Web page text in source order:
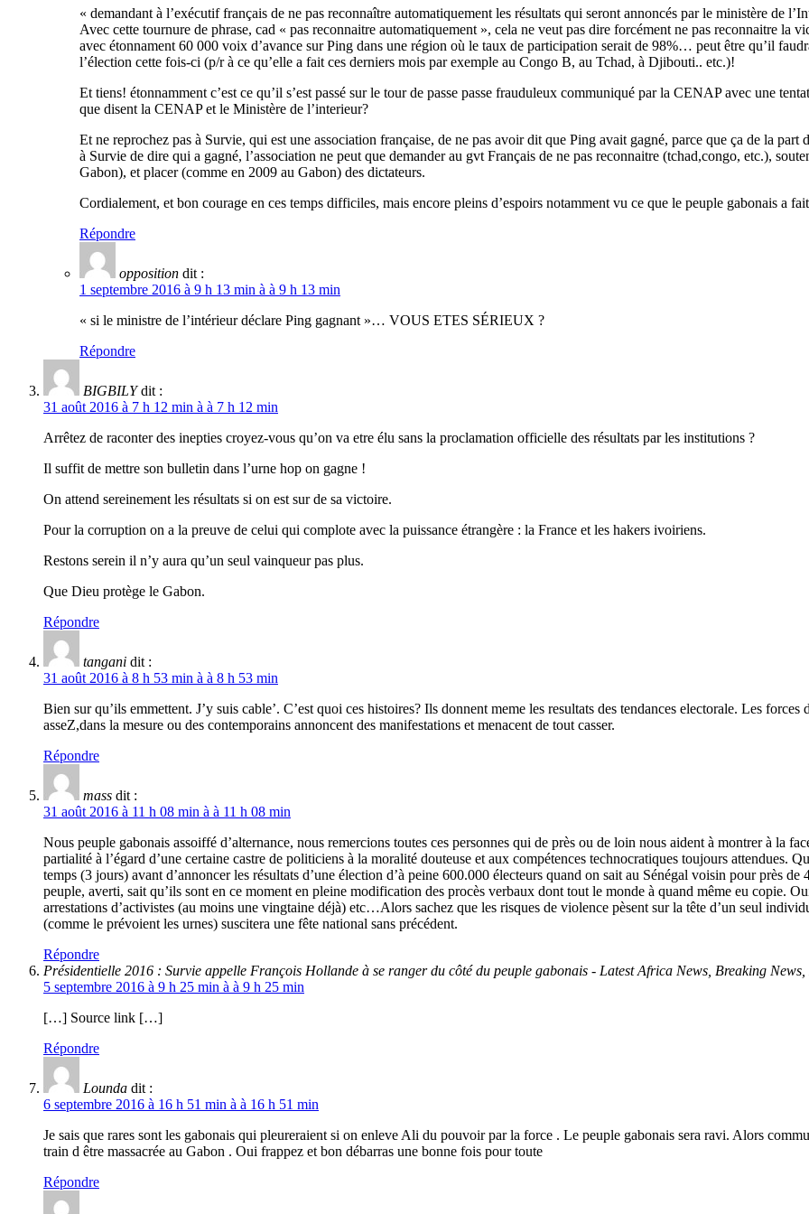
« demandant à l’exécutif français de ne pas reconnaître automatiquement les résultats qui seront annoncés par le ministère de
Avec cette tournure de phrase, cad « pas reconnaitre automatiquement », cela ne veut pas dire forcément ne pas reconnaitre
avec étonnament 60 000 voix d’avance sur Ping dans une région où le taux de participation serait de 98%… peut être qu’il
l’élection cette fois-ci (p/r à ce qu’elle a fait ces derniers mois par exemple au Congo B, au Tchad, à Djibouti.. etc.)!
Et tiens! étonnamment c’est ce qu’il s’est passé sur le tour de passe passe frauduleux communiqué par la CENAP avec une
que disent la CENAP et le Ministère de l’interieur?
Et ne reprochez pas à Survie, qui est une association française, de ne pas avoir dit que Ping avait gagné, parce que ça de la part
à Survie de dire qui a gagné, l’association ne peut que demander au gvt Français de ne pas reconnaitre (tchad,congo, etc.),
Gabon), et placer (comme en 2009 au Gabon) des dictateurs.
Cordialement, et bon courage en ces temps difficiles, mais encore pleins d’espoirs notamment vu ce que le peuple gabonais a
Répondre
opposition dit :
1 septembre 2016 à 9 h 13 min à à 9 h 13 min
« si le ministre de l’intérieur déclare Ping gagnant »… VOUS ETES SÉRIEUX ?
Répondre
BIGBILY dit :
31 août 2016 à 7 h 12 min à à 7 h 12 min
Arrêtez de raconter des inepties croyez-vous qu’on va etre élu sans la proclamation officielle des résultats par les institutions ?
Il suffit de mettre son bulletin dans l’urne hop on gagne !
On attend sereinement les résultats si on est sur de sa victoire.
Pour la corruption on a la preuve de celui qui complote avec la puissance étrangère : la France et les hakers ivoiriens.
Restons serein il n’y aura qu’un seul vainqueur pas plus.
Que Dieu protège le Gabon.
Répondre
tangani dit :
31 août 2016 à 8 h 53 min à à 8 h 53 min
Bien sur qu’ils emmettent. J’y suis cable’. C’est quoi ces histoires? Ils donnent meme les resultats des tendances electorale. Les forces
asseZ,dans la mesure ou des contemporains annoncent des manifestations et menacent de tout casser.
Répondre
mass dit :
31 août 2016 à 11 h 08 min à à 11 h 08 min
Nous peuple gabonais assoiffé d’alternance, nous remercions toutes ces personnes qui de près ou de loin nous aident à montrer à la
partialité à l’égard d’une certaine castre de politiciens à la moralité douteuse et aux compétences technocratiques toujours attendues.
temps (3 jours) avant d’annoncer les résultats d’une élection d’à peine 600.000 électeurs quand on sait au Sénégal voisin pour près
peuple, averti, sait qu’ils sont en ce moment en pleine modification des procès verbaux dont tout le monde à quand même eu copie.
arrestations d’activistes (au moins une vingtaine déjà) etc…Alors sachez que les risques de violence pèsent sur la tête d’un seul
(comme le prévoient les urnes) suscitera une fête national sans précédent.
Répondre
Présidentielle 2016 : Survie appelle François Hollande à se ranger du côté du peuple gabonais - Latest Africa News, Breaking
5 septembre 2016 à 9 h 25 min à à 9 h 25 min
[…] Source link […]
Répondre
Lounda dit :
6 septembre 2016 à 16 h 51 min à à 16 h 51 min
Je sais que rares sont les gabonais qui pleureraient si on enleve Ali du pouvoir par la force . Le peuple gabonais sera ravi. Alors
train d être massacrée au Gabon . Oui frappez et bon débarras une bonne fois pour toute
Répondre